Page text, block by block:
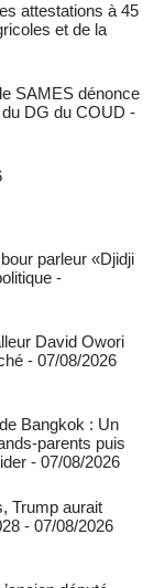
attestations à 45
et de la
SAMES dénonce
DG du COUD -
parleur «Djidji
-
David Owori
- 07/08/2026
Bangkok : Un
parents puis
- 07/08/2026
Trump aurait
- 07/08/2026